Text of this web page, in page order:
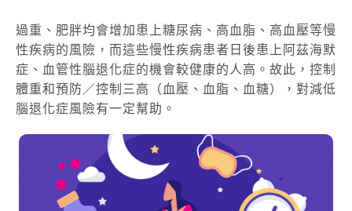
過重、肥胖均會增加患上糖尿病、高血脂、高血壓等慢
性疾病的風險，而這些慢性疾病患者日後患上阿茲海默
症、血管性腦退化症的機會較健康的人高。故此，控制
體重和預防／控制三高（血壓、血脂、血糖），對減低
腦退化症風險有一定幫助。